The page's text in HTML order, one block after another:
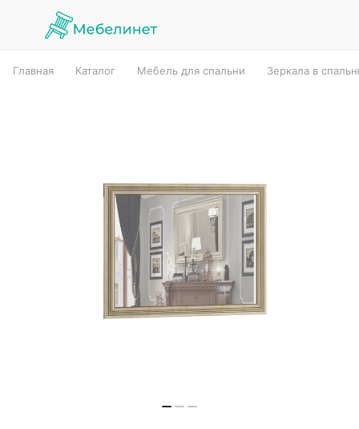
Главная Каталог Мебель для спальни Зеркала в